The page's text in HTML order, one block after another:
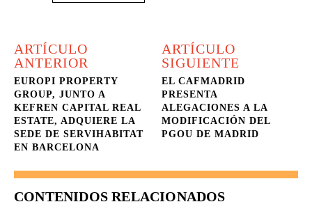
ARTÍCULO
ANTERIOR
EUROPI PROPERTY
GROUP, JUNTO A
KEFREN CAPITAL REAL
ESTATE, ADQUIERE LA
SEDE DE SERVIHABITAT
EN BARCELONA
ARTÍCULO
SIGUIENTE
EL CAFMADRID
PRESENTA
ALEGACIONES A LA
MODIFICACIÓN DEL
PGOU DE MADRID
CONTENIDOS RELACIONADOS